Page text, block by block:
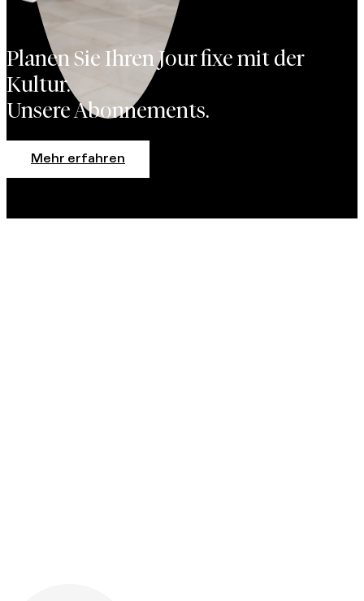
Planen Sie Ihren Jour fixe mit der
Kultur.
Unsere Abonnements.
Mehr erfahren